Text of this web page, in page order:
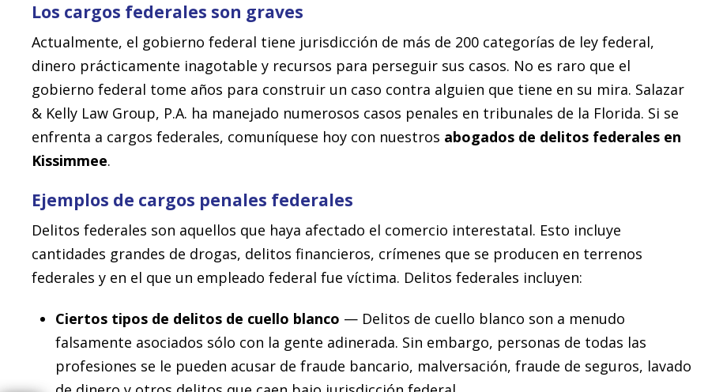
Los cargos federales son graves
Actualmente, el gobierno federal tiene jurisdicción de más de 200 categorías de ley federal,
dinero prácticamente inagotable y recursos para perseguir sus casos. No es raro que el
gobierno federal tome años para construir un caso contra alguien que tiene en su mira. Salazar
& Kelly Law Group, P.A. ha manejado numerosos casos penales en tribunales de la Florida. Si se
enfrenta a cargos federales, comuníquese hoy con nuestros abogados de delitos federales en
Kissimmee.
Ejemplos de cargos penales federales
Delitos federales son aquellos que haya afectado el comercio interestatal. Esto incluye
cantidades grandes de drogas, delitos financieros, crímenes que se producen en terrenos
federales y en el que un empleado federal fue víctima. Delitos federales incluyen:
Ciertos tipos de delitos de cuello blanco — Delitos de cuello blanco son a menudo
falsamente asociados sólo con la gente adinerada. Sin embargo, personas de todas las
profesiones se le pueden acusar de fraude bancario, malversación, fraude de seguros, lavado